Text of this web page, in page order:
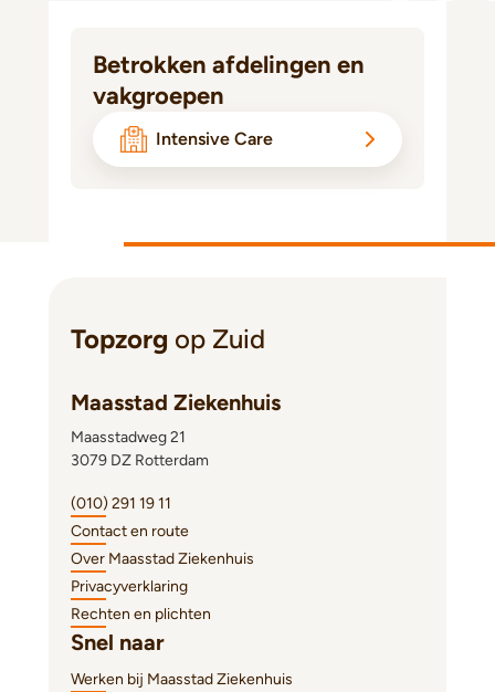
Betrokken afdelingen en
vakgroepen
Intensive Care
Topzorg op Zuid
Maasstad Ziekenhuis
Maasstadweg 21
3079 DZ Rotterdam
(010) 291 19 11
Contact en route
Over Maasstad Ziekenhuis
Privacyverklaring
Rechten en plichten
Snel naar
Werken bij Maasstad Ziekenhuis